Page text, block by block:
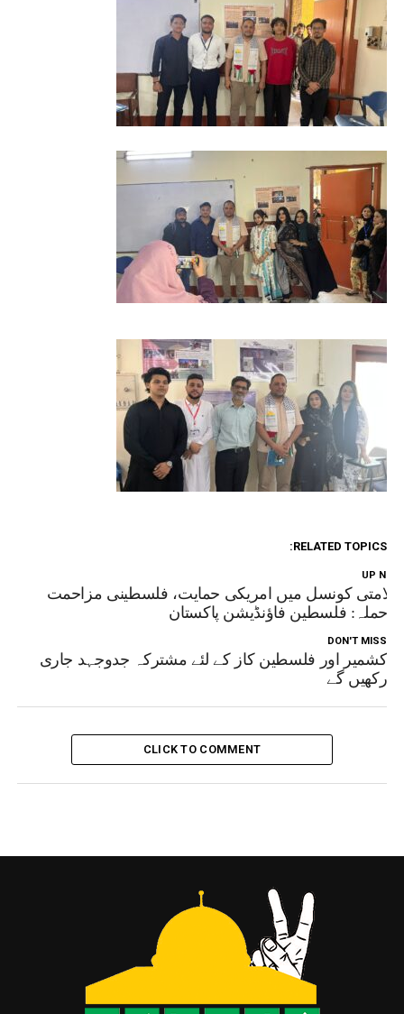
RELATED TOPICS:
UP
کونسل میں امریکی حمایت، فلسطینی مزاحمت
حملہ: فلسطین فاؤنڈیشن پاکستان
DON'T MISS
کشمیر اور فلسطین کاز کے لئے مشترکہ جدوجہد جاری
رکھیں گے
CLICK TO COMMENT